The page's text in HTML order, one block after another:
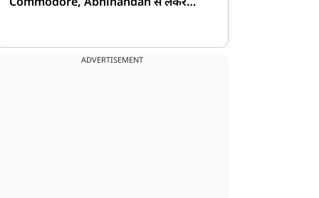
ADVERTISEMENT